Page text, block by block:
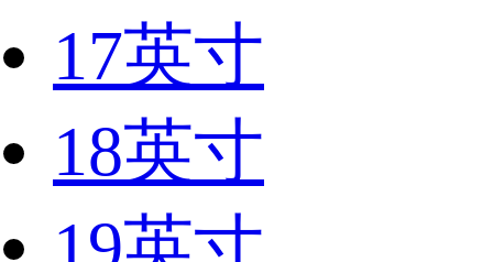
17英寸
18英寸